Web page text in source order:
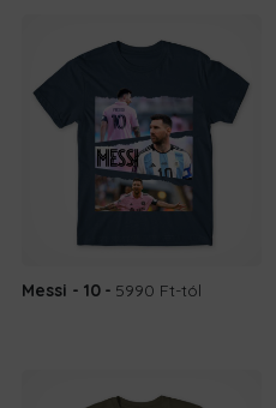
Messi - 10 5990 Ft-tól